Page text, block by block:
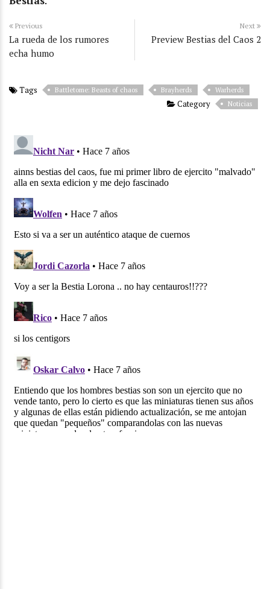
Previous
La rueda de los rumores
echa humo
Next
Preview Bestias del Caos 2
Tags Battletome: Beasts of chaos Brayherds Warherds
Category Noticias